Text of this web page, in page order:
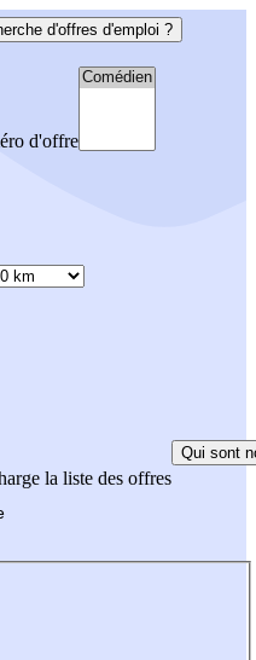
d'offres d'emploi ?
d'offre
la liste des offres
Qui sont